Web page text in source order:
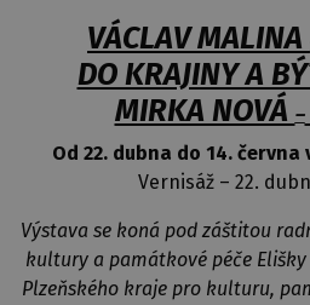
VÁCLAV MALINA
DO KRAJINY A
MIRKA NOVÁ –
Od 22. dubna do 14. června
Vernisáž – 22.
Výstava se koná pod záštitou
kultury a památkové péče
Plzeňského kraje pro kulturu,